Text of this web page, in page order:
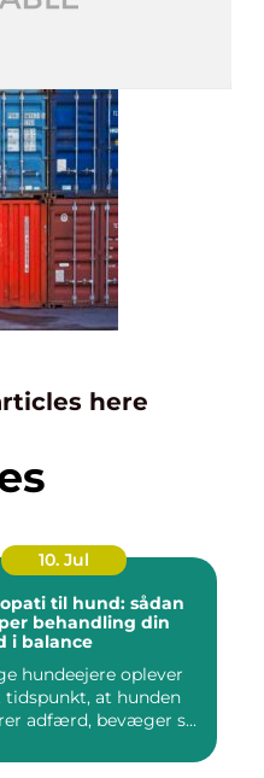
here
10. Jul
til hund: sådan
behandling din
i balance
hundeejere oplever
tidspunkt, at hunden
adfærd, bevæger s...